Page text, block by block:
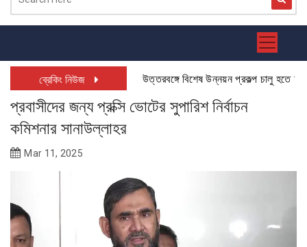
ব্রেকিং নিউজ উত্তরবঙ্গে বিশেষ উন্নয়ন প্রকল্প চালু হতে
প্রবাসীদের জন্য প্রক্সি ভোটের সুপারিশ নির্বাচন
কমিশনার সানাউল্লাহর
Mar 11, 2025